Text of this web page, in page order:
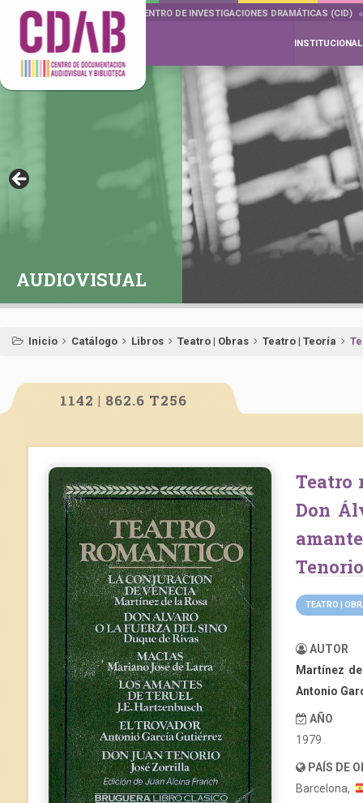
DOCUMENTA DRAMÁTICAS CENTRO DE INVESTIGACIONES DRAMÁTICAS (CID)
INSTITUCIONAL
AUDIOVISUAL
Inicio Catálogo Libros Teatro | Obras Teatro | Teoría
1142 | 862.6 T256
Teatro romántico: La conjuración de Venecia.
Don
Tenorio
TEATRO |
AUTOR
Martínez
Antonio
AÑO
1979
PAÍS DE
Barcelona,